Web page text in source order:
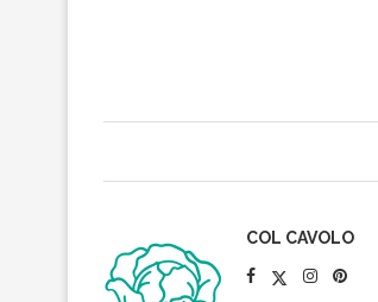
COL CAVOLO